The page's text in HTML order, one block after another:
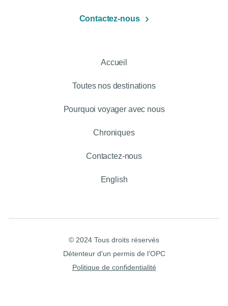
Contactez-nous
Accueil
Toutes nos destinations
Pourquoi voyager avec nous
Chroniques
Contactez-nous
English
© 2024 Tous droits réservés
Détenteur d'un permis de l'OPC
Politique de confidentialité